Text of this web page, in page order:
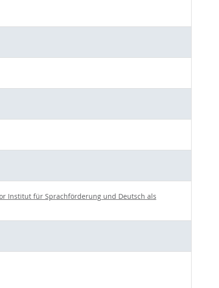
Institut für Sprachförderung und Deutsch als